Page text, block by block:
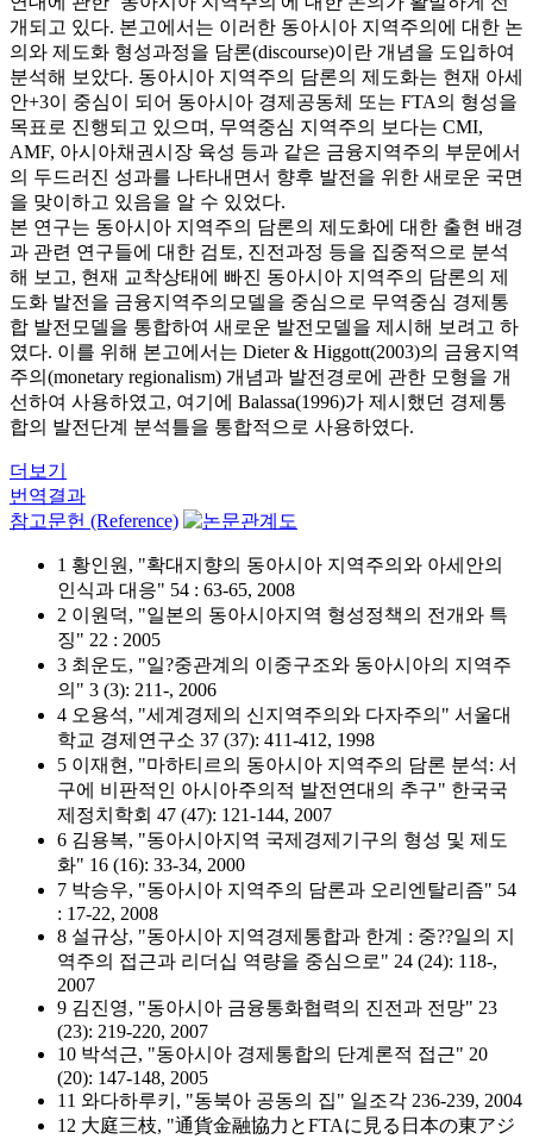
개되고 있다. 본고에서는 이러한 동아시아 지역주의에 대한 논
의와 제도화 형성과정을 담론(discourse)이란 개념을 도입하여
분석해 보았다. 동아시아 지역주의 담론의 제도화는 현재 아세
안+3이 중심이 되어 동아시아 경제공동체 또는 FTA의 형성을
목표로 진행되고 있으며, 무역중심 지역주의 보다는 CMI,
AMF, 아시아채권시장 육성 등과 같은 금융지역주의 부문에서
의 두드러진 성과를 나타내면서 향후 발전을 위한 새로운 국면
을 맞이하고 있음을 알 수 있었다.
본 연구는 동아시아 지역주의 담론의 제도화에 대한 출현 배경
과 관련 연구들에 대한 검토, 진전과정 등을 집중적으로 분석
해 보고, 현재 교착상태에 빠진 동아시아 지역주의 담론의 제
도화 발전을 금융지역주의모델을 중심으로 무역중심 경제통
합 발전모델을 통합하여 새로운 발전모델을 제시해 보려고 하
였다. 이를 위해 본고에서는 Dieter & Higgott(2003)의 금융지역
주의(monetary regionalism) 개념과 발전경로에 관한 모형을 개
선하여 사용하였고, 여기에 Balassa(1996)가 제시했던 경제통
합의 발전단계 분석틀을 통합적으로 사용하였다.
더보기
번역결과
참고문헌 (Reference)
1 황인원, "확대지향의 동아시아 지역주의와 아세안의
인식과 대응" 54 : 63-65, 2008
2 이원덕, "일본의 동아시아지역 형성정책의 전개와 특
징" 22 : 2005
3 최운도, "일?중관계의 이중구조와 동아시아의 지역주
의" 3 (3): 211-, 2006
4 오용석, "세계경제의 신지역주의와 다자주의" 서울대
학교 경제연구소 37 (37): 411-412, 1998
5 이재현, "마하티르의 동아시아 지역주의 담론 분석: 서
구에 비판적인 아시아주의적 발전연대의 추구" 한국국
제정치학회 47 (47): 121-144, 2007
6 김용복, "동아시아지역 국제경제기구의 형성 및 제도
화" 16 (16): 33-34, 2000
7 박승우, "동아시아 지역주의 담론과 오리엔탈리즘" 54
: 17-22, 2008
8 설규상, "동아시아 지역경제통합과 한계 : 중??일의 지
역주의 접근과 리더십 역량을 중심으로" 24 (24): 118-,
2007
9 김진영, "동아시아 금융통화협력의 진전과 전망" 23
(23): 219-220, 2007
10 박석근, "동아시아 경제통합의 단계론적 접근" 20
(20): 147-148, 2005
11 와다하루키, "동북아 공동의 집" 일조각 236-239, 2004
12 大庭三枝, "通貨金融協力とFTAに見る日本の東アジ